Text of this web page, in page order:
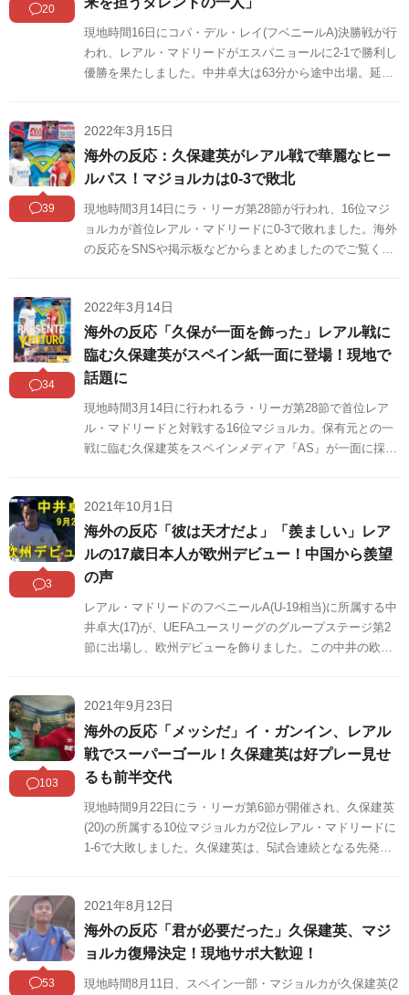
20
現地時間16日にコパ・デル・レイ(フベニールA)決勝戦が行
われ、レアル・マドリードがエスパニョールに2-1で勝利し
優勝を果たしました。中井卓大は63分から途中出場。延長
でご覧ください。
39
2022年3月15日
海外の反応：久保建英がレアル戦で華麗なヒー
ルパス！マジョルカは0-3で敗北
現地時間3月14日にラ・リーガ第28節が行われ、16位マジ
ョルカが首位レアル・マドリードに0-3で敗れました。海外
の反応をSNSや掲示板などからまとめましたのでご覧くだ
34
2022年3月14日
海外の反応「久保が一面を飾った」レアル戦に
臨む久保建英がスペイン紙一面に登場！現地で
話題に
現地時間3月14日に行われるラ・リーガ第28節で首位レア
ル・マドリードと対戦する16位マジョルカ。保有元との一
戦に臨む久保建英をスペインメディア『AS』が一面に採用
い。
3
2021年10月1日
海外の反応「彼は天才だよ」「羨ましい」レア
ルの17歳日本人が欧州デビュー！中国から羨望
の声
レアル・マドリードのフベニールA(U-19相当)に所属する中
井卓大(17)が、UEFAユースリーグのグループステージ第2
節に出場し、欧州デビューを飾りました。この中井の欧州
に対して、羨望の声が多数寄せられています。この話題に
対する中国の反応をSNSや掲示板などからまとめましたの
でご覧ください。
103
2021年9月23日
海外の反応「メッシだ」イ・ガンイン、レアル
戦でスーパーゴール！久保建英は好プレー見せ
るも前半交代
現地時間9月22日にラ・リーガ第6節が開催され、久保建英
(20)の所属する10位マジョルカが2位レアル・マドリードに
1-6で大敗しました。久保建英は、5試合連続となる先発出
イ・ガンイン(20)も先発出場。25分に久保、ホッペとの連
携からスーパーゴールを決めています。この試合に対する
海外の反応をSNSや掲示板などからまとめましたのでご覧
53
2021年8月12日
海外の反応「君が必要だった」久保建英、マジ
ョルカ復帰決定！現地サポ大歓迎！
現地時間8月11日、スペイン一部・マジョルカが久保建英(2